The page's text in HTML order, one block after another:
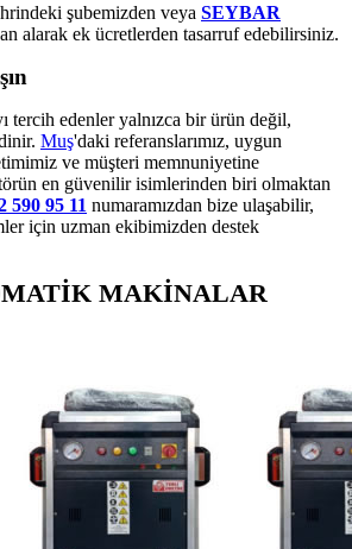
şubemizden veya SEYBAR
alarak ek ücretlerden tasarruf edebilirsiniz.
edenler yalnızca bir ürün değil,
Muş'daki referanslarımız, uygun
ve müşteri memnuniyetine
en güvenilir isimlerinden biri olmaktan
590 95 11 numaramızdan bize ulaşabilir,
için uzman ekibimizden destek
MAKİNALAR